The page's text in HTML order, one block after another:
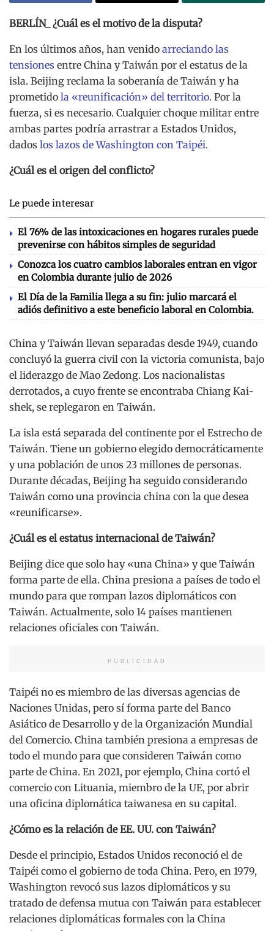
BERLÍN_ ¿Cuál es el motivo de la disputa?
En los últimos años, han venido arreciando las
tensiones entre China y Taiwán por el estatus de la
isla. Beijing reclama la soberanía de Taiwán y ha
prometido la «reunificación» del territorio. Por la
fuerza, si es necesario. Cualquier choque militar entre
ambas partes podría arrastrar a Estados Unidos,
dados los lazos de Washington con Taipéi.
¿Cuál es el origen del conflicto?
Le puede interesar
El 76% de las intoxicaciones en hogares rurales puede
prevenirse con hábitos simples de seguridad
Conozca los cuatro cambios laborales entran en vigor
en Colombia durante julio de 2026
El Día de la Familia llega a su fin: julio marcará el
adiós definitivo a este beneficio laboral en Colombia.
China y Taiwán llevan separadas desde 1949, cuando
concluyó la guerra civil con la victoria comunista, bajo
el liderazgo de Mao Zedong. Los nacionalistas
derrotados, a cuyo frente se encontraba Chiang Kai-
shek, se replegaron en Taiwán.
La isla está separada del continente por el Estrecho de
Taiwán. Tiene un gobierno elegido democráticamente
y una población de unos 23 millones de personas.
Durante décadas, Beijing ha seguido considerando
Taiwán como una provincia china con la que desea
«reunificarse».
¿Cuál es el estatus internacional de Taiwán?
Beijing dice que solo hay «una China» y que Taiwán
forma parte de ella. China presiona a países de todo el
mundo para que rompan lazos diplomáticos con
Taiwán. Actualmente, solo 14 países mantienen
relaciones oficiales con Taiwán.
PUBLICIDAD
Taipéi no es miembro de las diversas agencias de
Naciones Unidas, pero sí forma parte del Banco
Asiático de Desarrollo y de la Organización Mundial
del Comercio. China también presiona a empresas de
todo el mundo para que consideren Taiwán como
parte de China. En 2021, por ejemplo, China cortó el
comercio con Lituania, miembro de la UE, por abrir
una oficina diplomática taiwanesa en su capital.
¿Cómo es la relación de EE. UU. con Taiwán?
Desde el principio, Estados Unidos reconoció el de
Taipéi como el gobierno de toda China. Pero, en 1979,
Washington revocó sus lazos diplomáticos y su
tratado de defensa mutua con Taiwán para establecer
relaciones diplomáticas formales con la China